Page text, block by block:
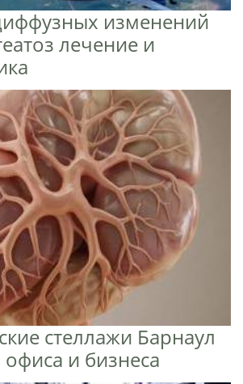
изменений
лечение и
стеллажи Барнаул
и бизнеса